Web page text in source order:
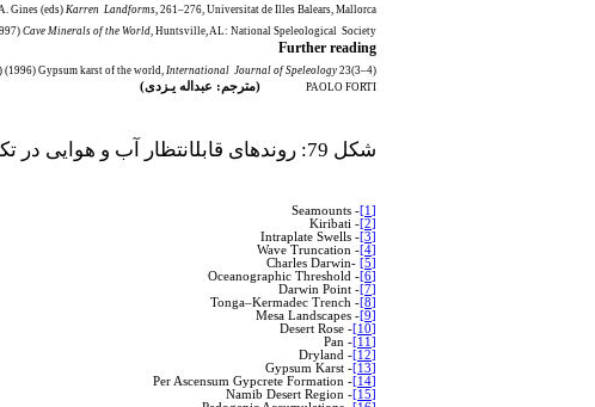
Gines (eds)Karren Landforms , 261–276, Universitat de Illes Balears, Mallorca.
Cave Minerals of the World , Huntsville, AL: National Speleological Society.
Further reading
(1996) Gypsum karst of the world, International Journal of Speleology 23(3–4).
PAOLO FORTI
(مترجم: عبداله یـزدی)
شکل 79: روندهای قابل­انتظار آب و هوایی در تکامل ته­نشست­ها در غارهای ژیپسی
[1]
- Seamounts
[2]
- Kiribati
[3]
- Intraplate Swells
[4]
- Wave Truncation
[5]
-
Charles Darwin
[6]
- Oceanographic Threshold
[7]
- Darwin Point
[8]
- Tonga–Kermadec Trench
[9]
- Mesa Landscapes
[10]
- Desert Rose
[11]
- Pan
[12]
- Dryland
[13]
- Gypsum Karst
[14]
- Per Ascensum Gypcrete Formation
[15]
- Namib Desert Region